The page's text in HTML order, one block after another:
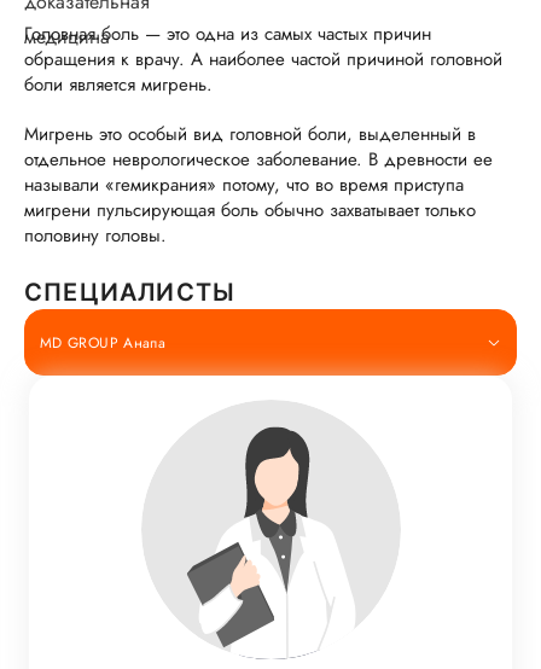
Головная боль — это одна из самых частых причин
обращения к врачу. А наиболее частой причиной головной
боли является мигрень.
Мигрень это особый вид головной боли, выделенный в
отдельное неврологическое заболевание. В древности ее
называли «гемикрания» потому, что во время приступа
мигрени пульсирующая боль обычно захватывает только
половину головы.
СПЕЦИАЛИСТЫ
MD GROUP Анапа